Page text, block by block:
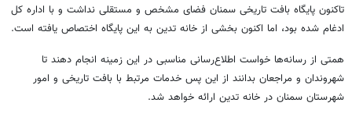
تاکنون پایگاه بافت تاریخی سمنان فضای مشخص و مستقلی نداشت و با اداره کل
ادغام شده بود، اما اکنون بخشی از خانه تدین به این پایگاه اختصاص یافته است.
همتی از رسانه‌ها خواست اطلاع‌رسانی مناسبی در این زمینه انجام دهند تا
شهروندان و مراجعان بدانند از این پس خدمات مرتبط با بافت تاریخی و امور
شهرستان سمنان در خانه تدین ارائه خواهد شد.